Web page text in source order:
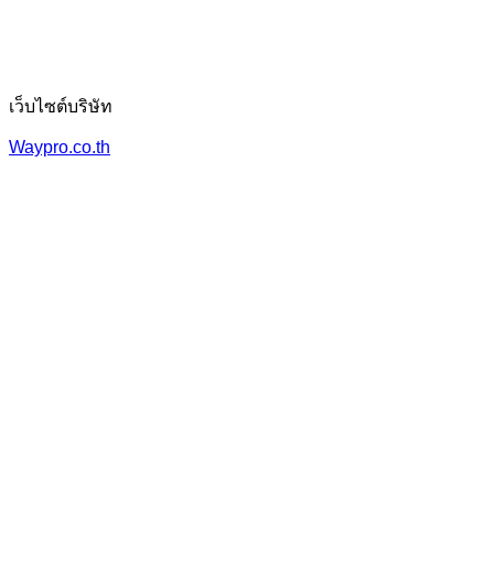
เว็บไซต์บริษัท
Waypro.co.th